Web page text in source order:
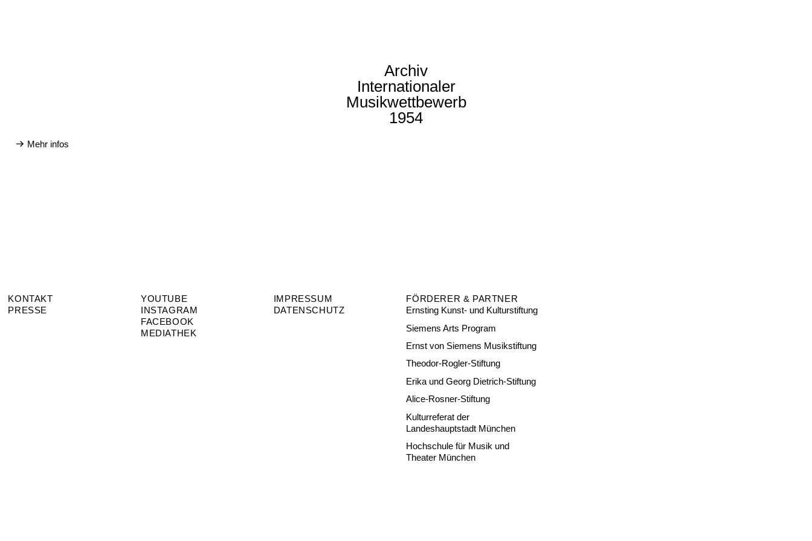
Archiv
Internationaler
Musikwettbewerb
1954
Mehr infos
KONTAKT
PRESSE
YOUTUBE
INSTAGRAM
FACEBOOK
MEDIATHEK
IMPRESSUM
DATENSCHUTZ
FÖRDERER & PARTNER
Ernsting Kunst- und Kulturstiftung
Siemens Arts Program
Ernst von Siemens Musikstiftung
Theodor-Rogler-Stiftung
Erika und Georg Dietrich-Stiftung
Alice-Rosner-Stiftung
Kulturreferat der
Landeshauptstadt München
Hochschule für Musik und
Theater München